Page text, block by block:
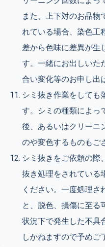
また、上下対のお品物
れている場合、染色工
差から色味に差異が生
す。一緒にお出しいた
合い変化等のお申し出
シミ抜き作業をしても
す。シミの種類によっ
後、あるいはクリーニ
のや変色するものもご
シミ抜きをご依頼の際
抜き処理をされている
ください。一度処理さ
と、脱色、損傷に至る
状況下で発生した不具
しかねますので予めご